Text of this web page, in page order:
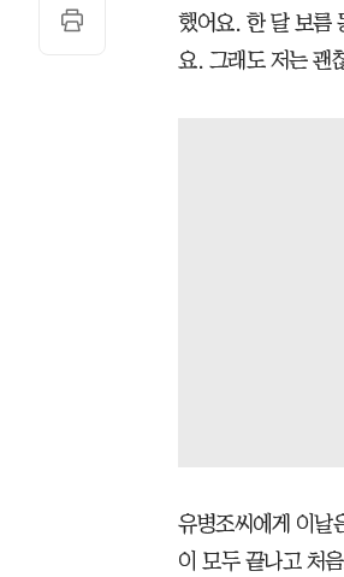
했어요. 한 달 보름
요. 그래도 저는 괜
유병조씨에게 이날
이 모두 끝나고 처